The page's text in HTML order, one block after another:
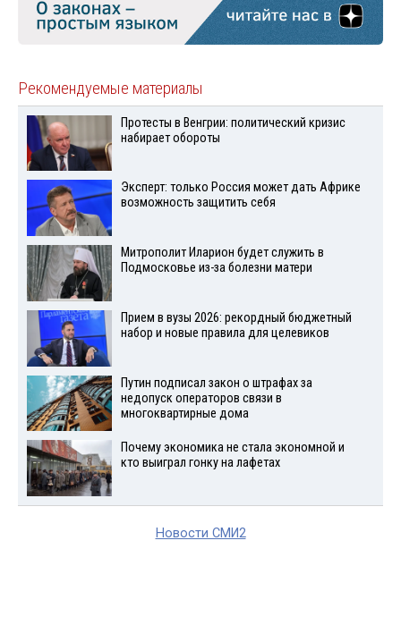
Рекомендуемые материалы
Протесты в Венгрии: политический кризис
набирает обороты
Эксперт: только Россия может дать Африке
возможность защитить себя
Митрополит Иларион будет служить в
Подмосковье из-за болезни матери
Прием в вузы 2026: рекордный бюджетный
набор и новые правила для целевиков
Путин подписал закон о штрафах за
недопуск операторов связи в
многоквартирные дома
Почему экономика не стала экономной и
кто выиграл гонку на лафетах
Новости СМИ2